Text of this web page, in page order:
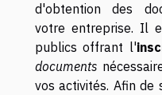
d'obtention des
votre entreprise. Il
publics offrant l'
documents
vos activités. Afin